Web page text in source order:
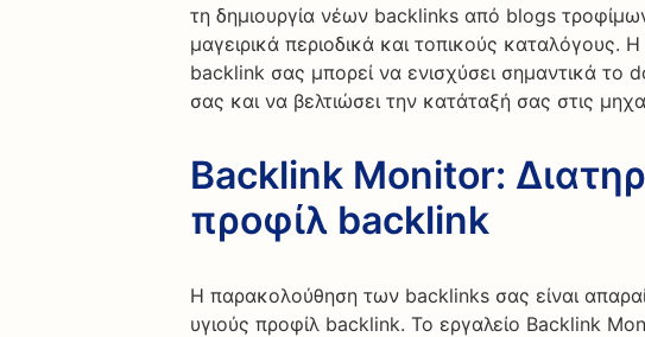
τη δημιουργία νέων backlinks από blogs
μαγειρικά περιοδικά και τοπικούς καταλόγους.
backlink σας μπορεί να ενισχύσει σημαντικά το
σας και να βελτιώσει την κατάταξή σας στις
Backlink Monitor:
προφίλ backlink
Η παρακολούθηση των backlinks σας είναι
υγιούς προφίλ backlink. Το εργαλείο Backlink